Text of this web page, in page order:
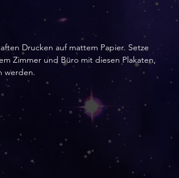
Drucken auf mattem Papier. Setze
Zimmer und Büro mit diesen Plakaten,
werden.